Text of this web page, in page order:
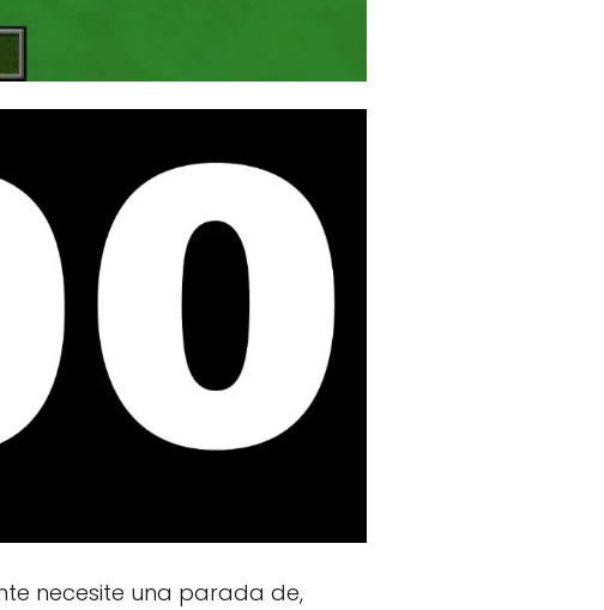
necesite una parada de,